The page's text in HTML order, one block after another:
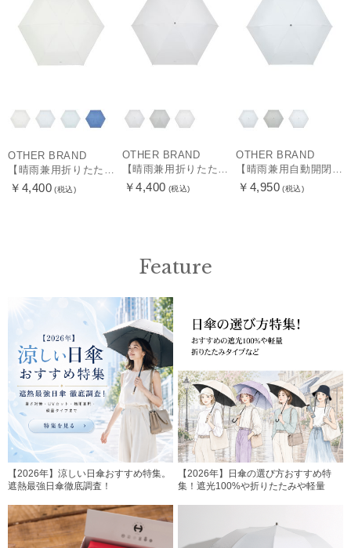
OTHER BRAND
【晴雨兼用折りたたみ日傘】ミズノ（MIZUNO）パイピング 遮光100 UV100 遮熱効果 軽量
￥4,400 (税込)
OTHER BRAND
【晴雨兼用折りたたみ日傘】ミズノ（MIZUNO）プレーン 遮光100 UV100 遮熱効果
￥4,400 (税込)
OTHER BRAND
【晴雨兼用自動開閉折りたたみ日傘】ミズノ（MIZUNO）プレーン 遮光100 UV100 遮熱効果 ワンタッチ開閉 大きめ58cm
￥4,950 (税込)
Feature
【2026年】涼しい日傘おすすめ特集。
遮熱最強日傘徹底調査！
【2026年】日傘の選び方おすすめ特
集！遮光100%や折りたたみや軽量